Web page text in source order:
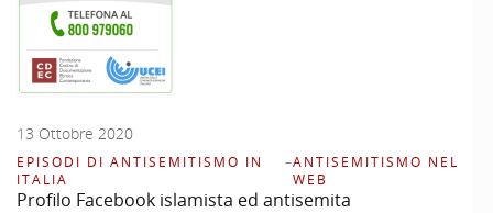
13 Ottobre 2020
EPISODI DI ANTISEMITISMO IN
ITALIA
–ANTISEMITISMO NEL
WEB
Profilo Facebook islamista ed antisemita